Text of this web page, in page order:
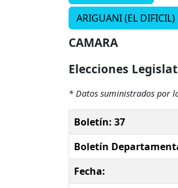
ARIGUANI (EL DIFICIL)
CAMARA
Elecciones
* Datos suministrados por
Boletín: 37
Boletín
Fecha: